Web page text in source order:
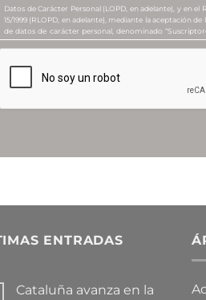
Datos de Carácter Personal (LOPD, en adelante), y en
15/1999 (RLOPD, en adelante), mediante la aceptación
de datos de carácter personal, denominado
jurídico a todos aquellos que lo soliciten, y de enviar
comunicaciones comerciales o publicitarias, u ofertas
propia recepción de dichas comunicaciones mediante
Vd. podrá revocar en cualquier momento los
ENTRADAS
Cataluña avanza en la